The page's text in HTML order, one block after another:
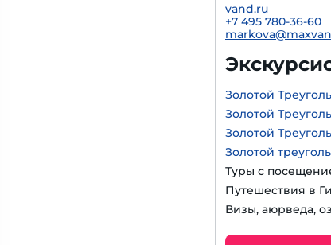
vand.ru
+7 495 780-36-60
Золотой
Золотой
Золотой
Золотой
Туры с
Путешествия в
Визы, аюрведа,